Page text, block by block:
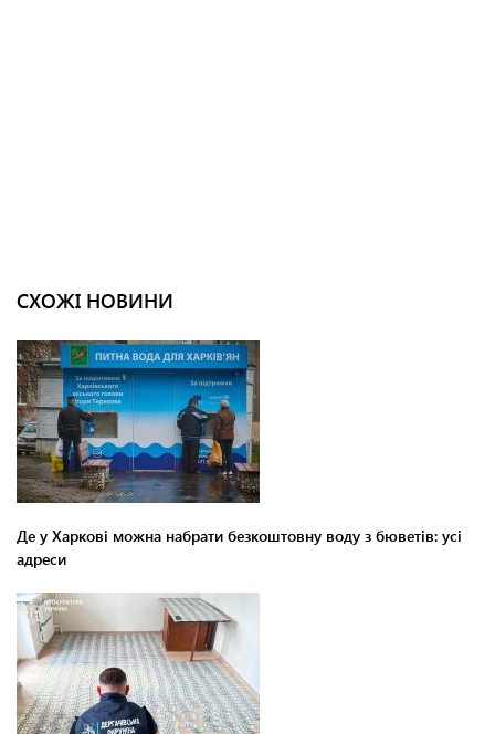
СХОЖІ НОВИНИ
Де у Харкові можна набрати безкоштовну воду з бюветів: усі
адреси